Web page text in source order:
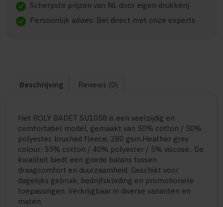
check Scherpste prijzen van NL door eigen drukkerij
check Persoonlijk advies: Bel direct met onze experts
Beschrijving Reviews (0)
Het ROLY BADET SU1058 is een veelzijdig en
comfortabel model, gemaakt van 50% cotton / 50%
polyester, brushed fleece, 280 gsm.Heather grey
colour: 55% cotton / 40% polyester / 5% viscose.. De
kwaliteit biedt een goede balans tussen
draagcomfort en duurzaamheid. Geschikt voor
dagelijks gebruik, bedrijfskleding en promotionele
toepassingen. Verkrijgbaar in diverse varianten en
maten.